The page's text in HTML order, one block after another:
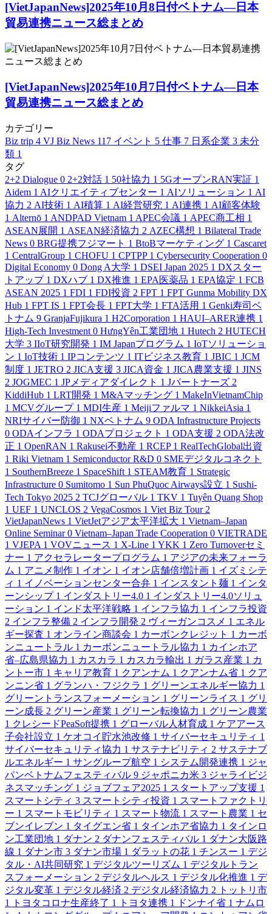
[VietJapanNews]2025年10月8日付ベトナム―日本
貿易連携ニュース総まとめ
[VietJapanNews]2025年10月7日付ベトナム―日本
貿易連携ニュース総まとめ
カテゴリー
Biz trip 4 VJ Biz News 117 イベント 5 仕事 7 日系企業 3 未分
類 1
タグ
2+2 Dialogue 0 2+2対話 1 50社協力 1 5GオープンRAN実証 1
Aidem 1 AIクリエイティブセンター 1 AIソリューション 1 AI
協力 2 AI技術 1 AI積算 1 AI経営研究 1 AI連携 1 AI顧客体験
1 Alternō 1 ANDPAD Vietnam 1 APEC会議 1 APEC商工相 1
ASEAN展開 1 ASEAN経済協力 2 AZEC構想 1 Bilateral Trade
News 0 BRG提携フジマート 1 BtoBマーケティング 1 Cascaret
1 CentralGroup 1 CHOFU 1 CPTPP 1 Cybersecurity Cooperation 0
Digital Economy 0 Dong A大学 1 DSEI Japan 2025 1 DXスター
トアップ 1 DXハブ 1 DX推進 1 EPA医薬品 1 EPA協定 1 FCB
ASEAN 2025 1 FDI 1 FDI投資 2 FPT 1 FPT Gunma Mobility DX
Hub 1 FPT IS 1 FPT会長 1 FPT大学 1 FTA活用 1 Genki寿司ベ
トナム 9 GranjaFujikura 1 H2Corporation 1 HAUI–ARER連携 1
High-Tech Investment 0 HưngYên工業団地 1 Hutech 2 HUTECH
大学 3 IIoT研究開発 1 IM Japanプログラム 1 IoTソリューショ
ン 1 IoT技術 1 IPコンテンツ 1 ITビジネス教育 1 JBIC 1 JCM
制度 1 JETRO 2 JICA支援 3 JICA資金 1 JICA農業支援 1 JINS
2 JOGMEC 1 JPメディアダイレクト 1 Jパートナーズ 2
KiddiHub 1 LRT開発 1 M&Aマッチング 1 MakeInVietnamChip
1 MCVグループ 1 MDI生産 1 Meijiファルマ 1 NikkeiAsia 1
NRIサイバー防御 1 NXベトナム 9 ODA Infrastructure Projects
0 ODAインフラ 1 ODAプロジェクト 1 ODA支援 2 ODA法改
正 1 OpenRAN 1 Rakusei不動産 1 RCEP 1 RealTechGlobal出資
1 Riki Vietnam 1 Semiconductor R&D 0 SMEデジタルコネクト
1 SouthernBreeze 1 SpaceShift 1 STEAM教育 1 Strategic
Infrastructure 0 Sumitomo 1 Sun PhuQuoc Airways設立 1 Sushi-
Tech Tokyo 2025 2 TCJグローバル 1 TKV 1 Tuyên Quang Shop
1 UEF 1 UNCLOS 2 VegaCosmos 1 Viet Biz Tour 2
VietJapanNews 1 VietJetアジア太平洋拡大 1 Vietnam–Japan
Online Seminar 0 Vietnam–Japan Trade Cooperation 0 VIETRADE
1 VJEPA 1 VOVニュース 1 X-Line 1 YKK 1 Zero Turnoverセミ
ナー 1 アクセラレータープログラム 1 アジアの未来フォーラ
ム 1 アニメ制作 1 イオン 1 イオン店舗倍増計画 1 イズミシテ
ィ 1 イノベーションセンター合弁 1 インスタント麺 1 インタ
ーンシップ 1 インダストリー4.0 1 インダストリー4.0ソリュ
ーション 1 インド太平洋戦略 1 インフラ協力 1 インフラ投資
2 インフラ整備 2 インフラ開発 2 ヴィーガンコスメ 1 エネル
ギー探査 1 オンライン商談会 1 カーボンクレジット 1 カーボ
ンニュートラル 1 カーボンニュートラル協力 1 カインホア
省–広島県協力 1 カスカラ 1 カスカラ輸出 1 ガラス産業 1 カ
ントー市 1 キャリア教育 1 クアンナム 1 クアンナム省 1 クア
ンニン省 1 グランハ・フジクラ 1 グリーンエネルギー協力 1
グリーントランスフォーメーション 1 グリーンライス 1 グリ
ーン成長 2 グリーン産業 1 グリーン転換協力 1 グリーン農業
1 クレシードPeaSoft提携 1 グローバル人材育成 1 ケアアース
子会社設立 1 ケオコイ貯水池改修 1 サイバーセキュリティ 1
サイバーセキュリティ協力 1 サステナビリティ 2 サステナブ
ルエネルギー 1 サングループ航空 1 システム開発連携 1 ジャ
パンベトナムフェスティバル 9 ジャポニカ米 3 ジャライビジ
ネスマッチング 1 ジョブフェア2025 1 スタートアップ支援 1
スマートシティ 3 スマートシティ投資 1 スマートファクトリ
ー 1 スマートモビリティ 1 スマート物流 1 スマート農業 1 セ
ブンイレブン 1 タイグエン省 1 タインホア省協力 1 タインロ
ン工業団地 1 ダナン 2 ダナンフェスティバル 1 ダナン大阪路
線 1 ダナン市 3 ダナン市場 1 ダラットの花 1 チンスー 1 デジ
タル・AI共同研究 1 デジタルツーリズム 1 デジタルトラン
スフォーメーション 2 デジタルヘルス 1 デジタル化推進 1 デ
ジタル変革 1 デジタル経済 2 デジタル経済協力 2
トットリ市
1
トヨタコロナ生産終了 1 トヨタ連携 1 ドンナイ省 1 ナムロ